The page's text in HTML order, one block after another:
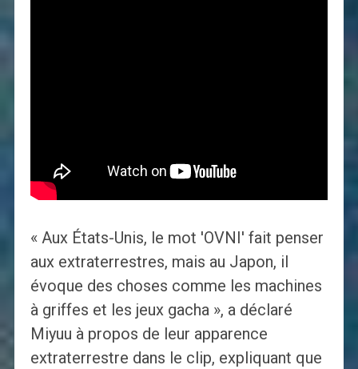
« Aux États-Unis, le mot 'OVNI' fait penser
aux extraterrestres, mais au Japon, il
évoque des choses comme les machines
à griffes et les jeux gacha », a déclaré
Miyuu à propos de leur apparence
extraterrestre dans le clip, expliquant que